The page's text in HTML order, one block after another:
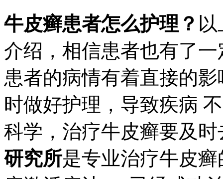
牛皮癣患者怎么护理？
介绍，相信患者也有了
患者的病情有着直接的
时做好护理，导致疾病
科学，治疗牛皮癣要及
研究所是专业治疗牛皮